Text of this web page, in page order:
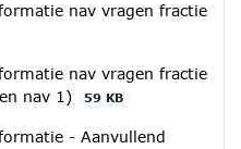
nav vragen fractie
nav vragen fractie
nav 1)
59 KB
- Aanvullend